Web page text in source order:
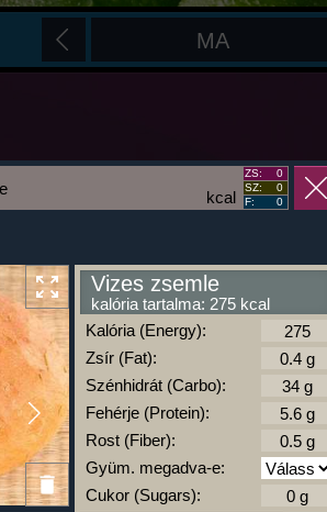
MA
kcal
ZS:
0
SZ:
0
F:
0
Vizes zsemle
kalória tartalma: 275 kcal
Kalória (Energy):
Zsír (Fat):
Szénhidrát (Carbo):
Fehérje (Protein):
Rost (Fiber):
Gyüm. megadva-e:
Cukor (Sugars):